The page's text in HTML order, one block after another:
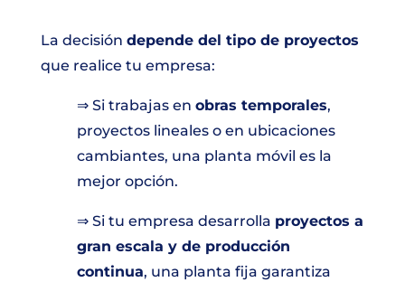
La decisión depende del tipo de proyectos
que realice tu empresa:
⇒ Si trabajas en obras temporales,
proyectos lineales o en ubicaciones
cambiantes, una planta móvil es la
mejor opción.
⇒ Si tu empresa desarrolla proyectos a
gran escala y de producción
continua, una planta fija garantiza